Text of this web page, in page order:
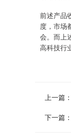
前述产品
度，市场
会。而上
高科技行
上一篇：
下一篇：